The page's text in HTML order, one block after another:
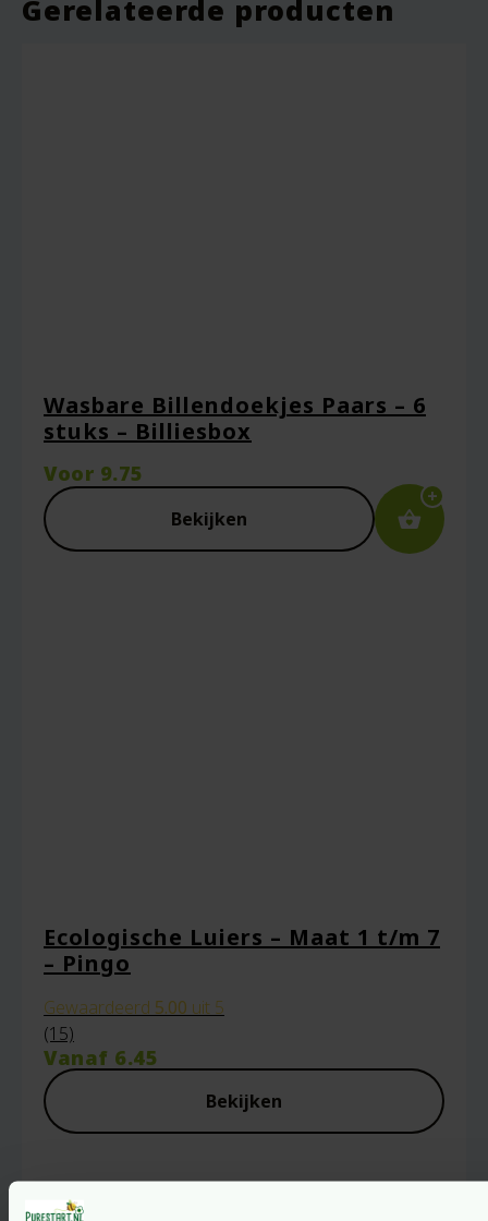
E-mail*
Gerelateerde producten
Wasbare Billendoekjes Paars – 6
stuks – Billiesbox
Voor 9.75
Bekijken
Ecologische Luiers – Maat 1 t/m 7
– Pingo
Gewaardeerd 5.00 uit 5
(15)
Vanaf 6.45
Bekijken